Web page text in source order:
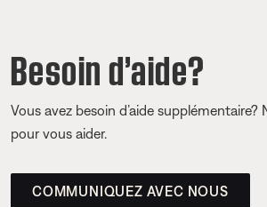
Besoin d’aide?
Vous avez besoin d’aide supplémentaire?
pour vous aider.
COMMUNIQUEZ AVEC NOUS